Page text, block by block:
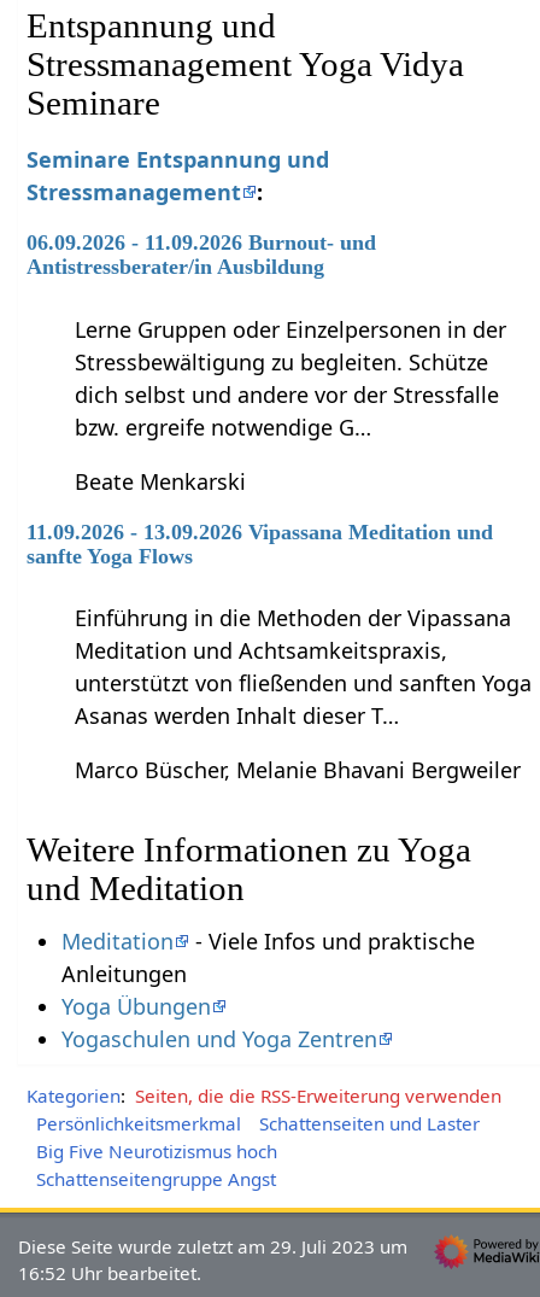
Entspannung und
Stressmanagement Yoga Vidya
Seminare
Seminare Entspannung und
Stressmanagement :
06.09.2026 - 11.09.2026 Burnout- und
Antistressberater/in Ausbildung
Lerne Gruppen oder Einzelpersonen in der
Stressbewältigung zu begleiten. Schütze
dich selbst und andere vor der Stressfalle
bzw. ergreife notwendige G…
Beate Menkarski
11.09.2026 - 13.09.2026 Vipassana Meditation und
sanfte Yoga Flows
Einführung in die Methoden der Vipassana
Meditation und Achtsamkeitspraxis,
unterstützt von fließenden und sanften Yoga
Asanas werden Inhalt dieser T…
Marco Büscher, Melanie Bhavani Bergweiler
Weitere Informationen zu Yoga
und Meditation
Meditation
- Viele Infos und praktische
Anleitungen
Yoga Übungen
Yogaschulen und Yoga Zentren
Kategorien: Seiten, die die RSS-Erweiterung verwenden
Persönlichkeitsmerkmal
Schattenseiten und Laster
Big Five Neurotizismus hoch
Schattenseitengruppe Angst
Diese Seite wurde zuletzt am 29. Juli 2023 um
16:52 Uhr bearbeitet.